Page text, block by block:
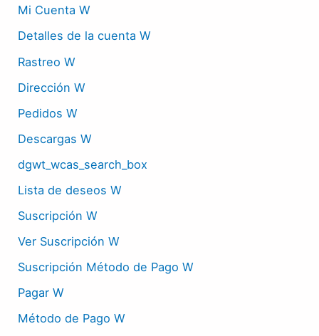
Mi Cuenta W
Detalles de la cuenta W
Rastreo W
Dirección W
Pedidos W
Descargas W
dgwt_wcas_search_box
Lista de deseos W
Suscripción W
Ver Suscripción W
Suscripción Método de Pago W
Pagar W
Método de Pago W